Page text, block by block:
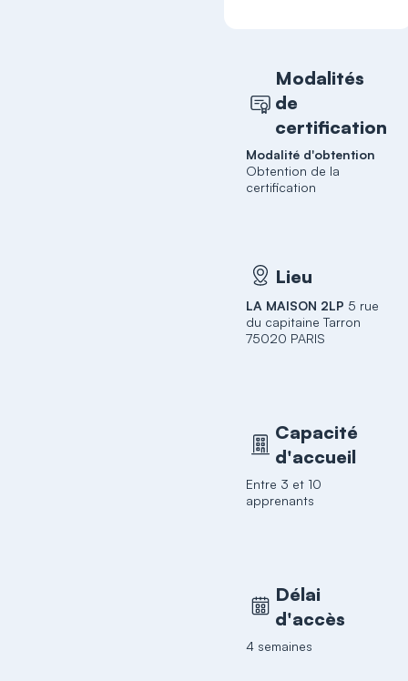
Modalités
de
certification
Modalité d'obtention
Obtention de la
certification
Lieu
LA MAISON 2LP 5 rue
du capitaine Tarron
75020 PARIS
Capacité
d'accueil
Entre 3 et 10
apprenants
Délai
d'accès
4 semaines